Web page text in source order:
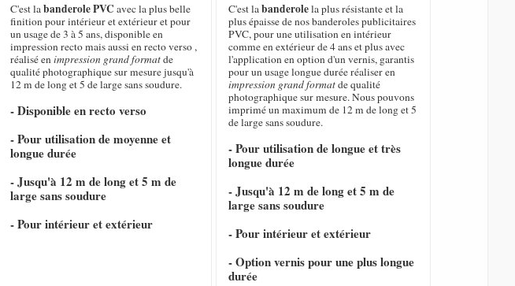
C'est labanderole PVC avec la plus belle
finition pour intérieur et extérieur et pour
un usage de 3 à 5 ans, disponible en
impression recto mais aussi en recto verso ,
réalisé enimpression grand formatde
qualité photographique sur mesure jusqu'à
12 m de long et 5 de large sans soudure.
- Disponible en recto verso
- Pour utilisation de moyenne et
longue durée
- Jusqu'à 12 m de long et 5 m de
large sans soudure
- Pour intérieur et extérieur
C'est labanderolela plus résistante et la
plus épaisse de nos banderoles publicitaires
PVC, pour une utilisation en intérieur
comme en extérieur de 4 ans et plus avec
l'application en option d'un vernis, garantis
pour un usage longue durée réaliser en
impression grand formatde qualité
photographique sur mesure. Nous pouvons
imprimé un maximum de 12 m de long et 5
de large sans soudure.
- Pour utilisation de longue et très
longue durée
- Jusqu'à 12 m de long et 5 m de
large sans soudure
- Pour intérieur et extérieur
- Option vernis pour une plus longue
durée